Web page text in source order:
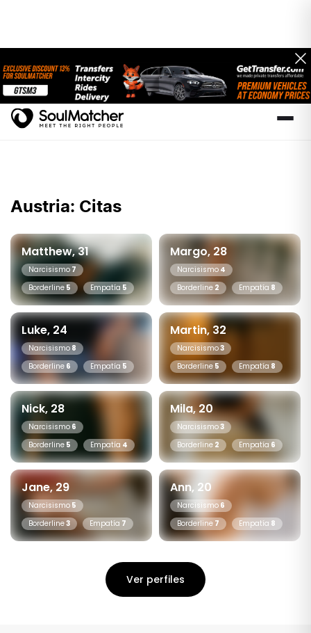
Austria: Citas
Matthew, 31
Narcisismo 7
Borderline 5 Empatía 5
Margo, 28
Narcisismo 4
Borderline 2 Empatía 8
Luke, 24
Narcisismo 8
Borderline 6 Empatía 5
Martin, 32
Narcisismo3
Borderline 5 Empatía 8
Nick, 28
Narcisismo 6
Borderline 5 Empatía 4
Mila, 20
Narcisismo3
Borderline 2 Empatía 6
Jane, 29
Narcisismo 5
Borderline3 Empatía 7
Ann, 20
Narcisismo 6
Borderline 7 Empatía 8
Ver perfiles